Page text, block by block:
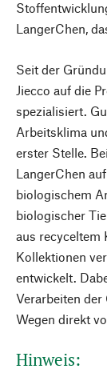
LangerChen,
Seit der
Jiecco auf die
spezialisiert.
Arbeitsklima
erster Stelle.
LangerChen
biologischem
biologischer
aus recyceltem
Kollektionen
entwickelt.
Verarbeiten der
Wegen direkt
Hinweis: